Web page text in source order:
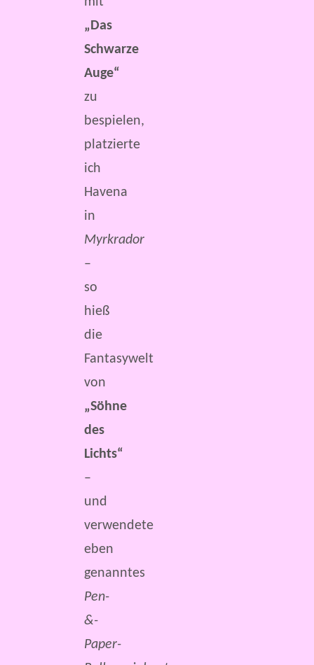
„Das
Schwarze
Auge“
zu
bespielen,
platzierte
ich
Havena
in
Myrkrador
–
so
hieß
die
Fantasywelt
von
„Söhne
des
Lichts“
–
und
verwendete
eben
genanntes
Pen-
&-
Paper-